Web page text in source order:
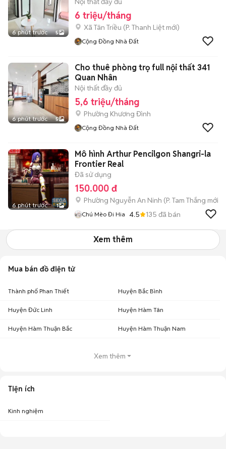
6 phút trước 5
6 triệu/tháng
Xã Tân Triều (P. Thanh Liệt mới)
Cộng Đồng Nhà Đất
6 phút trước 5
Cho thuê phòng trọ full nội thất 341
Quan Nhân
Nội thất đầy đủ
5,6 triệu/tháng
Phường Khương Đình
Cộng Đồng Nhà Đất
6 phút trước 1
Mô hình Arthur Pencilgon Shangri-la
Frontier Real
Đã sử dụng
150.000 đ
Phường Nguyễn An Ninh (P. Tam Thắng mới)
Chú Mèo Đi Hia 4.5 135 đã bán
Xem thêm
Mua bán đồ điện tử
Thành phố Phan Thiết Huyện Bắc Bình
Huyện Đức Linh Huyện Hàm Tân
Huyện Hàm Thuận Bắc Huyện Hàm Thuận Nam
Xem thêm
Tiện ích
Kinh nghiệm